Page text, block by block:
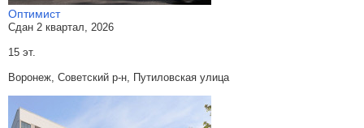
Оптимист
Сдан 2 квартал, 2026
15 эт.
Воронеж, Советский р-н, Путиловская улица